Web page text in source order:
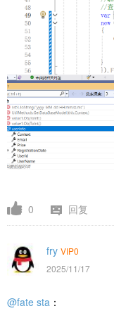
0 回复
fry VIP0
2025/11/17
@fate sta ：